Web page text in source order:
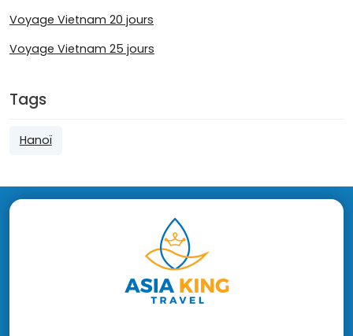
Voyage Vietnam 20 jours
Voyage Vietnam 25 jours
Tags
Hanoï